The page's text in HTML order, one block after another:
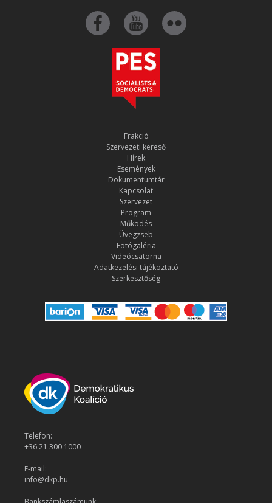
Frakció
Szervezeti kereső
Hírek
Események
Dokumentumtár
Kapcsolat
Szervezet
Program
Működés
Üvegzseb
Fotógaléria
Videócsatorna
Adatkezelési tájékoztató
Szerkesztőség
Telefon:
+36 21 300 1000
E-mail:
info@dkp.hu